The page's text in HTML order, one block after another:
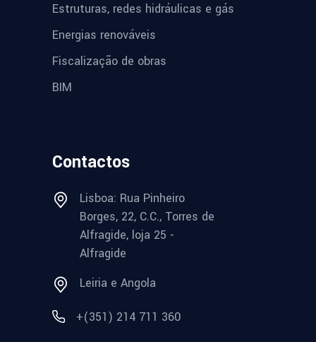
Estruturas, redes hidráulicas e gás
Energias renováveis
Fiscalização de obras
BIM
Contactos
Lisboa: Rua Pinheiro
Borges, 22, C.C., Torres de
Alfragide, loja 25 -
Alfragide
Leiria e Angola
+(351) 214 711 360